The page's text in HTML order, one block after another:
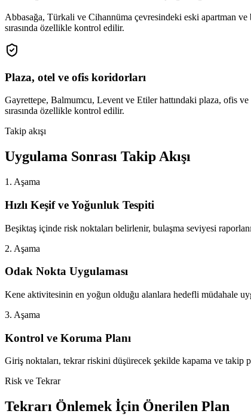
Abbasağa, Türkali ve Cihannüma çevresindeki eski apartman
sırasında özellikle kontrol edilir.
Plaza, otel ve ofis koridorları
Gayrettepe, Balmumcu, Levent ve Etiler hattındaki plaza, ofis
sırasında özellikle kontrol edilir.
Takip akışı
Uygulama Sonrası Takip Akışı
1. Aşama
Hızlı Keşif ve Yoğunluk Tespiti
Beşiktaş içinde risk noktaları belirlenir, bulaşma seviyesi
2. Aşama
Odak Nokta Uygulaması
Kene aktivitesinin en yoğun olduğu alanlara hedefli müdahale
3. Aşama
Kontrol ve Koruma Planı
Giriş noktaları, tekrar riskini düşürecek şekilde kapama ve takip
Risk ve Tekrar
Tekrarı Önlemek İçin Önerilen Plan